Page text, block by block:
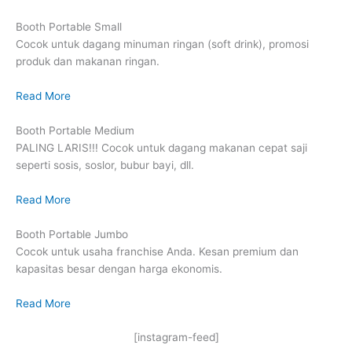
Booth Portable Small
Cocok untuk dagang minuman ringan (soft drink), promosi
produk dan makanan ringan.
Read More
Booth Portable Medium
PALING LARIS!!! Cocok untuk dagang makanan cepat saji
seperti sosis, soslor, bubur bayi, dll.
Read More
Booth Portable Jumbo
Cocok untuk usaha franchise Anda. Kesan premium dan
kapasitas besar dengan harga ekonomis.
Read More
[instagram-feed]